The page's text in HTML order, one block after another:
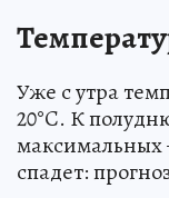
Уже с утра
20°C. К
максимальных
спадет: